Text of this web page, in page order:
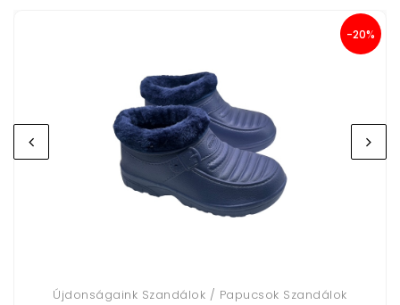
-20%
Újdonságaink Szandálok / Papucsok Szandálok